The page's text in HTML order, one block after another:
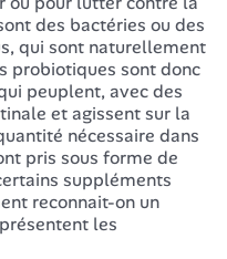
des bactéries ou des
qui sont naturellement
probiotiques sont donc
peuplent, avec des
et agissent sur la
nécessaire dans
pris sous forme de
suppléments
reconnait-on un
les